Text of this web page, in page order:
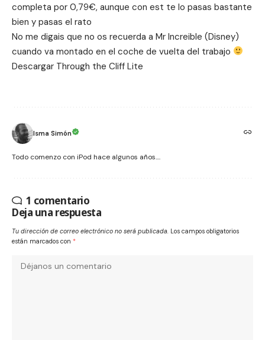
completa por 0,79€, aunque con est te lo pasas bastante
bien y pasas el rato
No me digais que no os recuerda a Mr Increible (Disney)
cuando va montado en el coche de vuelta del trabajo
Descargar Through the Cliff Lite
Isma Simón
Todo comenzo con iPod hace algunos años....
1 comentario
Deja una respuesta
Tu dirección de correo electrónico no será publicada. Los campos obligatorios
están marcados con *